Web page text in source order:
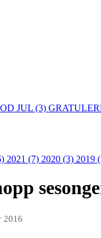
JUL (3)
2021 (7) 2020 (3) 2019
2016